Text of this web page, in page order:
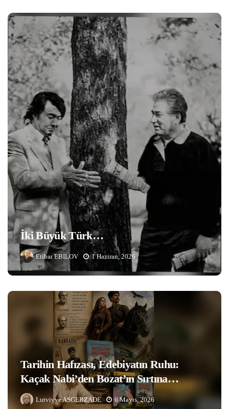
İki Büyük Türk…
Etibar EBİLOV 1 Haziran, 2026
Tarihin Hafızası, Edebiyatın Ruhu:
Kaçak Nabi’den Bozat’ın Sırtına…
Lutviyye ASGERZADE 6 Mayıs, 2026